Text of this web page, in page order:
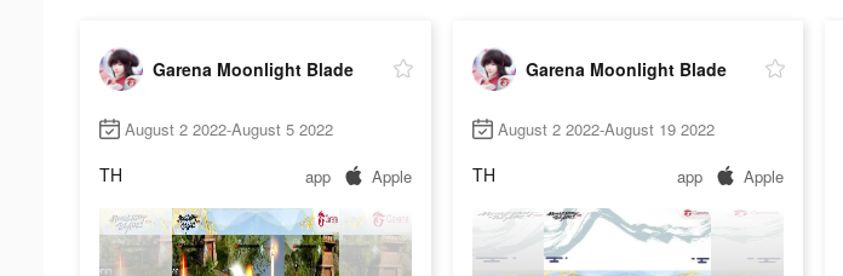
Garena Moonlight Blade
August 2 2022-August 5 2022
TH app Apple
Garena Moonlight Blade
August 2 2022-August 19 2022
TH app Apple